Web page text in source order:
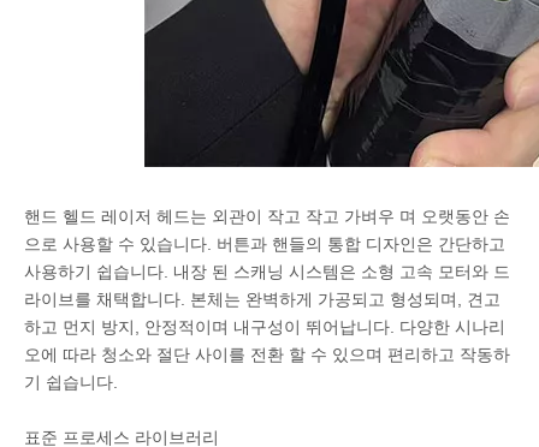
핸드 헬드 레이저 헤드는 외관이 작고 작고 가벼우 며 오랫동안 손
으로 사용할 수 있습니다. 버튼과 핸들의 통합 디자인은 간단하고
사용하기 쉽습니다. 내장 된 스캐닝 시스템은 소형 고속 모터와 드
라이브를 채택합니다. 본체는 완벽하게 가공되고 형성되며, 견고
하고 먼지 방지, 안정적이며 내구성이 뛰어납니다. 다양한 시나리
오에 따라 청소와 절단 사이를 전환 할 수 있으며 편리하고 작동하
기 쉽습니다.
표준 프로세스 라이브러리